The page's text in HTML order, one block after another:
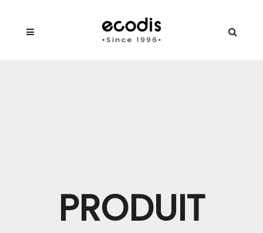
PRODUIT